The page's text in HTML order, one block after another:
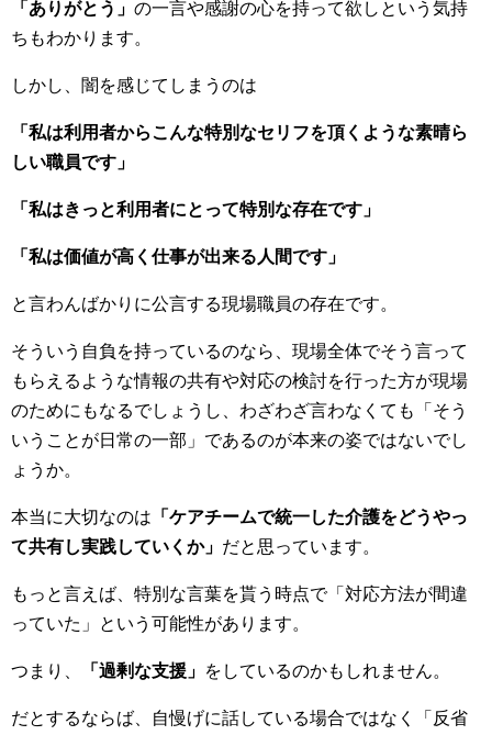
「ありがとう」 の一言や感謝の心を持って欲しという気持
ちもわかります。
しかし、闇を感じてしまうのは
「私は利用者からこんな特別なセリフを頂くような素晴ら
しい職員です」
「私はきっと利用者にとって特別な存在です」
「私は価値が高く仕事が出来る人間です」
と言わんばかりに公言する現場職員の存在です。
そういう自負を持っているのなら、現場全体でそう言って
もらえるような情報の共有や対応の検討を行った方が現場
のためにもなるでしょうし、わざわざ言わなくても「そう
いうことが日常の一部」であるのが本来の姿ではないでし
ょうか。
本当に大切なのは 「ケアチームで統一した介護をどうやっ
て共有し実践していくか」 だと思っています。
もっと言えば、特別な言葉を貰う時点で「対応方法が間違
っていた」という可能性があります。
つまり、 「過剰な支援」 をしているのかもしれません。
だとするならば、自慢げに話している場合ではなく「反省